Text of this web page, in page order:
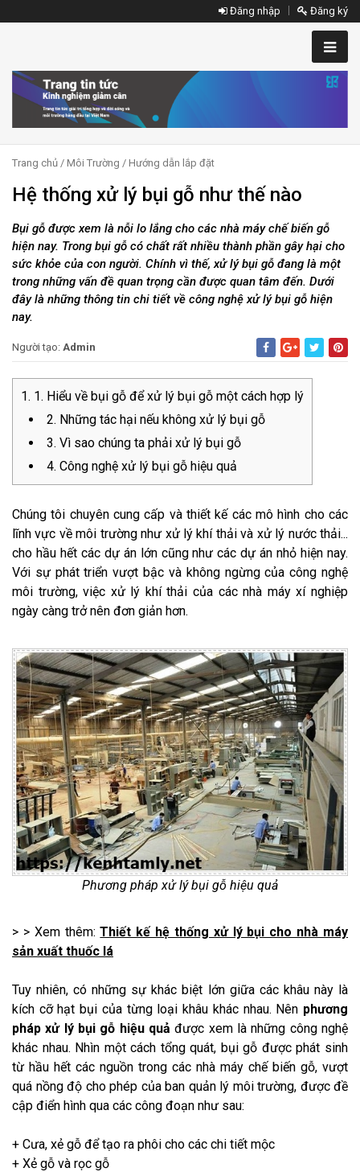
Đăng nhập Đăng ký
Trang chủ / Môi Trường / Hướng dẫn lắp đặt
Hệ thống xử lý bụi gỗ như thế nào
Bụi gỗ được xem là nỗi lo lắng cho các nhà máy chế biến gỗ
hiện nay. Trong bụi gỗ có chất rất nhiều thành phần gây hại cho
sức khỏe của con người. Chính vì thế, xử lý bụi gỗ đang là một
trong những vấn đề quan trọng cần được quan tâm đến. Dưới
đây là những thông tin chi tiết về công nghệ xử lý bụi gỗ hiện
nay.
Người tạo: Admin
1. Hiểu về bụi gỗ để xử lý bụi gỗ một cách hợp lý
2. Những tác hại nếu không xử lý bụi gỗ
3. Vì sao chúng ta phải xử lý bụi gỗ
4. Công nghệ xử lý bụi gỗ hiệu quả
Chúng tôi chuyên cung cấp và thiết kế các mô hình cho các
lĩnh vực về môi trường như xử lý khí thải và xử lý nước thải...
cho hầu hết các dự án lớn cũng như các dự án nhỏ hiện nay.
Với sự phát triển vượt bậc và không ngừng của công nghệ
môi trường, việc xử lý khí thải của các nhà máy xí nghiệp
ngày càng trở nên đơn giản hơn.
Phương pháp xử lý bụi gỗ hiệu quả
> > Xem thêm:Thiết kế hệ thống xử lý bụi cho nhà máy
sản xuất thuốc lá
Tuy nhiên, có những sự khác biệt lớn giữa các khâu này là
kích cỡ hạt bụi của từng loại khâu khác nhau. Nên phương
pháp xử lý bụi gỗ hiệu quả được xem là những công nghệ
khác nhau. Nhìn một cách tổng quát, bụi gỗ được phát sinh
từ hầu hết các nguồn trong các nhà máy chế biến gỗ, vượt
quá nồng độ cho phép của ban quản lý môi trường, được đề
cập điển hình qua các công đoạn như sau:
+ Cưa, xẻ gỗ để tạo ra phôi cho các chi tiết mộc
+ Xẻ gỗ và rọc gỗ